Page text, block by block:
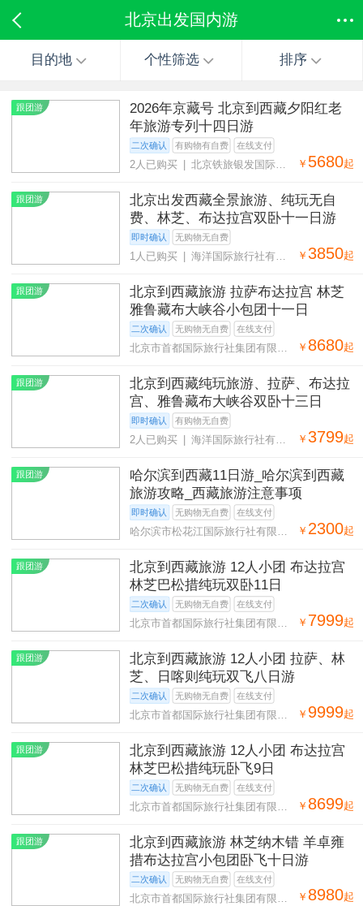
北京出发国内游
目的地 个性筛选 排序
跟团游
2026年京藏号 北京到西藏夕阳红老
年旅游专列十四日游
二次确认 有购物有自费 在线支付
￥ 5680起
2人已购买 | 北京铁旅银发国际旅
跟团游
北京出发西藏全景旅游、纯玩无自
费、林芝、布达拉宫双卧十一日游
即时确认 无购物无自费
￥ 3850起
1人已购买 | 海洋国际旅行社有限
跟团游
北京到西藏旅游 拉萨布达拉宫 林芝
雅鲁藏布大峡谷小包团十一日
二次确认 无购物无自费 在线支付
￥ 8680起
北京市首都国际旅行社集团有限公
跟团游
北京到西藏纯玩旅游、拉萨、布达拉
宫、雅鲁藏布大峡谷双卧十三日
即时确认 有购物无自费
￥ 3799起
2人已购买 | 海洋国际旅行社有限
跟团游
哈尔滨到西藏11日游_哈尔滨到西藏
旅游攻略_西藏旅游注意事项
即时确认 无购物无自费 在线支付
￥ 2300起
哈尔滨市松花江国际旅行社有限公
跟团游
北京到西藏旅游 12人小团 布达拉宫
林芝巴松措纯玩双卧11日
二次确认 无购物无自费 在线支付
￥ 7999起
北京市首都国际旅行社集团有限公
跟团游
北京到西藏旅游 12人小团 拉萨、林
芝、日喀则纯玩双飞八日游
二次确认 无购物无自费 在线支付
￥ 9999起
北京市首都国际旅行社集团有限公
跟团游
北京到西藏旅游 12人小团 布达拉宫
林芝巴松措纯玩卧飞9日
二次确认 无购物无自费 在线支付
￥ 8699起
北京市首都国际旅行社集团有限公
跟团游
北京到西藏旅游 林芝纳木错 羊卓雍
措布达拉宫小包团卧飞十日游
二次确认 无购物无自费 在线支付
￥ 8980起
北京市首都国际旅行社集团有限公